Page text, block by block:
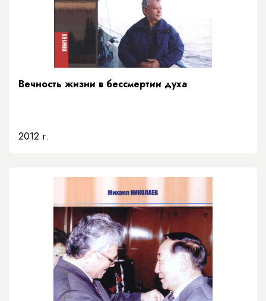
Вечность жизни в бессмертии духа
2012 г.